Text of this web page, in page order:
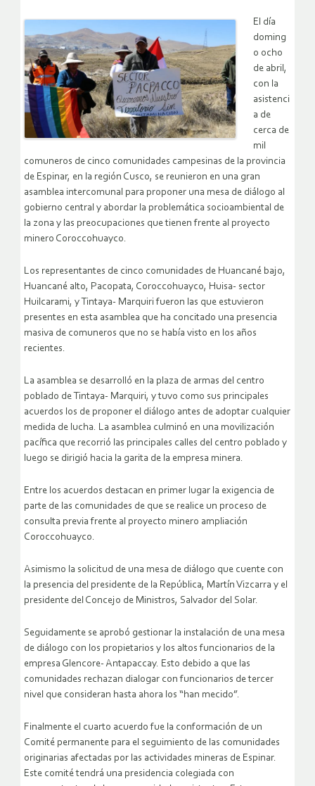
El día
doming
o ocho
de abril,
con la
asistenci
a de
cerca de
mil
comuneros de cinco comunidades campesinas de la provincia
de Espinar, en la región Cusco, se reunieron en una gran
asamblea intercomunal para proponer una mesa de diálogo al
gobierno central y abordar la problemática socioambiental de
la zona y las preocupaciones que tienen frente al proyecto
minero Coroccohuayco.
Los representantes de cinco comunidades de Huancané bajo,
Huancané alto, Pacopata, Coroccohuayco, Huisa- sector
Huilcarami, y Tintaya- Marquiri fueron las que estuvieron
presentes en esta asamblea que ha concitado una presencia
masiva de comuneros que no se había visto en los años
recientes.
La asamblea se desarrolló en la plaza de armas del centro
poblado de Tintaya- Marquiri, y tuvo como sus principales
acuerdos los de proponer el diálogo antes de adoptar cualquier
medida de lucha. La asamblea culminó en una movilización
pacífica que recorrió las principales calles del centro poblado y
luego se dirigió hacia la garita de la empresa minera.
Entre los acuerdos destacan en primer lugar la exigencia de
parte de las comunidades de que se realice un proceso de
consulta previa frente al proyecto minero ampliación
Coroccohuayco.
Asimismo la solicitud de una mesa de diálogo que cuente con
la presencia del presidente de la República, Martín Vizcarra y el
presidente del Concejo de Ministros, Salvador del Solar.
Seguidamente se aprobó gestionar la instalación de una mesa
de diálogo con los propietarios y los altos funcionarios de la
empresa Glencore- Antapaccay. Esto debido a que las
comunidades rechazan dialogar con funcionarios de tercer
nivel que consideran hasta ahora los “han mecido”.
Finalmente el cuarto acuerdo fue la conformación de un
Comité permanente para el seguimiento de las comunidades
originarias afectadas por las actividades mineras de Espinar.
Este comité tendrá una presidencia colegiada con